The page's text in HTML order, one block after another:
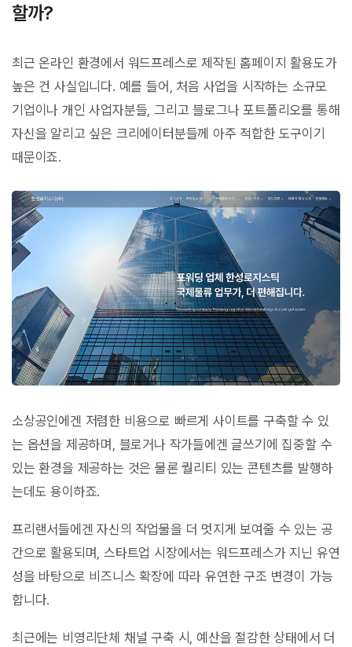
할까?
최근 온라인 환경에서 워드프레스로 제작된 홈페이지 활용도가
높은 건 사실입니다. 예를 들어, 처음 사업을 시작하는 소규모
기업이나 개인 사업자분들, 그리고 블로그나 포트폴리오를 통해
자신을 알리고 싶은 크리에이터분들께 아주 적합한 도구이기
때문이죠.
소상공인에겐 저렴한 비용으로 빠르게 사이트를 구축할 수 있
는 옵션을 제공하며, 블로거나 작가들에겐 글쓰기에 집중할 수
있는 환경을 제공하는 것은 물론 퀄리티 있는 콘텐츠를 발행하
는데도 용이하죠.
프리랜서들에겐 자신의 작업물을 더 멋지게 보여줄 수 있는 공
간으로 활용되며, 스타트업 시장에서는 워드프레스가 지닌 유연
성을 바탕으로 비즈니스 확장에 따라 유연한 구조 변경이 가능
합니다.
최근에는 비영리단체 채널 구축 시, 예산을 절감한 상태에서 더